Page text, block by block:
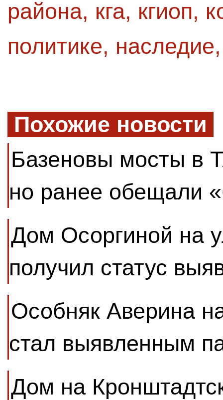
района, кга, кгиоп,
политике, наследие
Похожие новости
Базеновы мосты в
но ранее обещали
Дом Осоргиной на
получил статус
Особняк Аверина
стал выявленным
Дом на